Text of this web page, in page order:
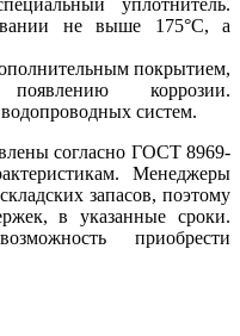
не выше 175°С, а
покрытием,
коррозии.
систем.
согласно ГОСТ 8969-
Менеджеры
запасов, поэтому
в указанные сроки.
приобрести